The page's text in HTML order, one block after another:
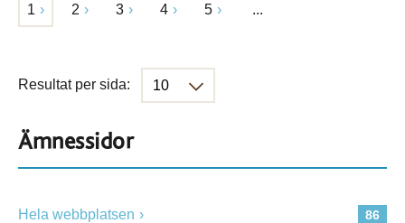
1 2 3 4 5 ...
Resultat per sida:
Ämnessidor
86
Hela webbplatsen